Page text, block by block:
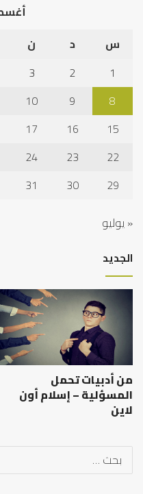
س
د ن
1
2
3
8
9
10
15
16
17
22
23
24
29
30
31
« يوليو
الجديد
من أدبيات تحمل
المسؤلية – إسلام أون
لاين